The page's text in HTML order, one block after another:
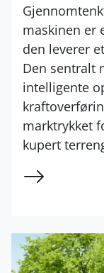
maskinen er
den leverer
Den sentralt
intelligente
marktrykket
kupert